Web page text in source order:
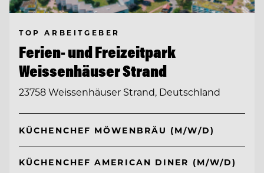
TOP ARBEITGEBER
Ferien- und Freizeitpark
Weissenhäuser Strand
23758 Weissenhäuser Strand, Deutschland
KÜCHENCHEF MÖWENBRÄU (M/W/D)
KÜCHENCHEF AMERICAN DINER (M/W/D)